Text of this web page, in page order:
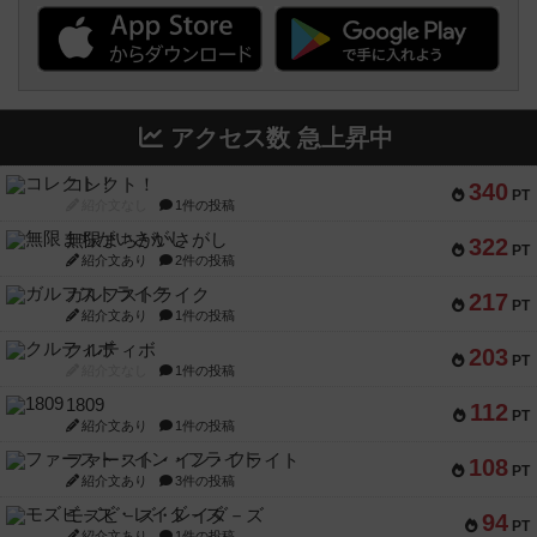
アクセス数 急上昇中
340 PT
コレクト！
1件の投稿
322 PT
無限まちがいさがし
紹介文あり 2件の投稿
217 PT
ガルフストライク
紹介文あり 1件の投稿
203 PT
クルティボ
1件の投稿
112 PT
1809
紹介文あり 1件の投稿
108 PT
ファースト・イン・フライト
紹介文あり 3件の投稿
94 PT
モズビ－ズ・レイダ－ズ